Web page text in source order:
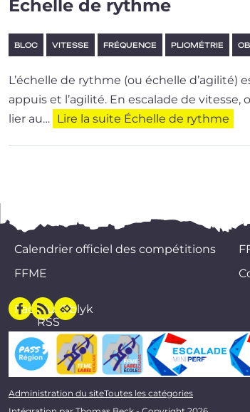
Échelle de rythme
BLOC VITESSE FRÉQUENCE PLIOMÉTRIE
L’échelle de rythme (ou échelle
appuis et l’a­gi­li­té. En esca­lade de
lier au… Lire la suite Échelle de rythme
Calendrier officiel des compétitions
FFME
Facebook
Flux
RSS
Oblyk
Administration du siteToutes les catégories